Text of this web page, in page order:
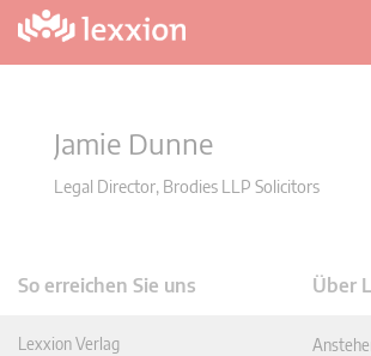
Jamie Dunne
Legal Director, Brodies LLP Solicitors
So erreichen Sie uns
Lexxion Verlag
Über